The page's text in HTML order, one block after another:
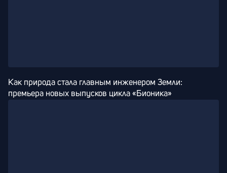
Как природа стала главным инженером Земли:
премьера новых выпусков цикла «Бионика»